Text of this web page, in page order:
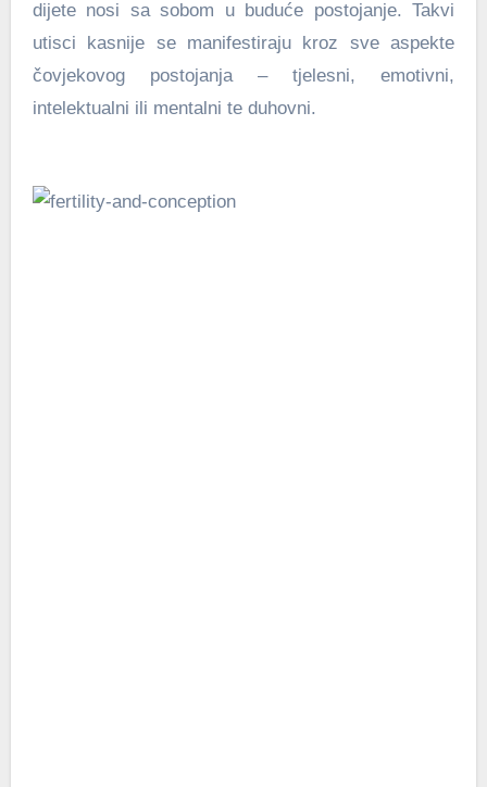
dijete nosi sa sobom u buduće postojanje. Takvi
utisci kasnije se manifestiraju kroz sve aspekte
čovjekovog postojanja – tjelesni, emotivni,
intelektualni ili mentalni te duhovni.